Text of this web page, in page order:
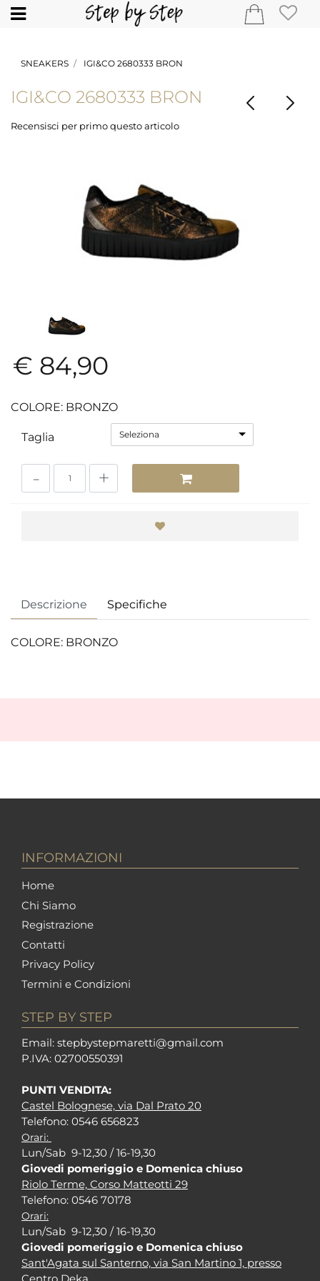
Open
SNEAKERS IGI&CO 2680333 BRON
IGI&CO 2680333 BRON
Recensisci per primo questo articolo
€ 84,90
COLORE: BRONZO
Taglia Seleziona
Descrizione Specifiche
COLORE: BRONZO
INFORMAZIONI
Home
Chi Siamo
Registrazione
Contatti
Privacy Policy
Termini e Condizioni
STEP BY STEP
Email: stepbystepmaretti@gmail.com
P.IVA: 02700550391
PUNTI VENDITA:
Castel Bolognese, via Dal Prato 20
Telefono: 0546 656823
Orari:
Lun/Sab 9-12,30 / 16-19,30
Giovedi pomeriggio e Domenica chiuso
Riolo Terme, Corso Matteotti 29
Telefono: 0546 70178
Orari:
Lun/Sab 9-12,30 / 16-19,30
Giovedi pomeriggio e Domenica chiuso
Sant'Agata sul Santerno, via San Martino 1, presso